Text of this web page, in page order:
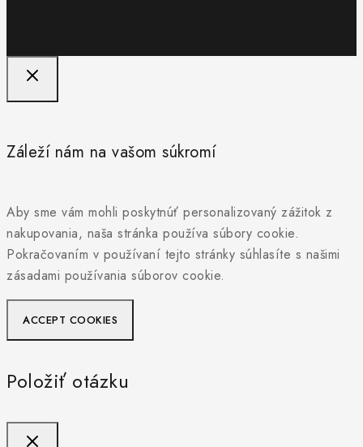
Záleží nám na vašom súkromí
Aby sme vám mohli poskytnúť personalizovaný zážitok z
nakupovania, naša stránka používa súbory cookie.
Pokračovaním v používaní tejto stránky súhlasíte s našimi
zásadami používania súborov cookie.
ACCEPT COOKIES
Položiť otázku